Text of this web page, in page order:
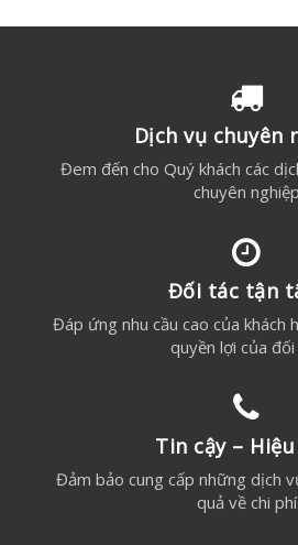
Dịch vụ chuyên
Đem đến cho Quý khách các
chuyên nghiệp
Đối tác tận
Đáp ứng nhu cầu cao của khách
quyền lợi của
Tin cậy –
Đảm bảo cung cấp những dịch
quả về chi phí